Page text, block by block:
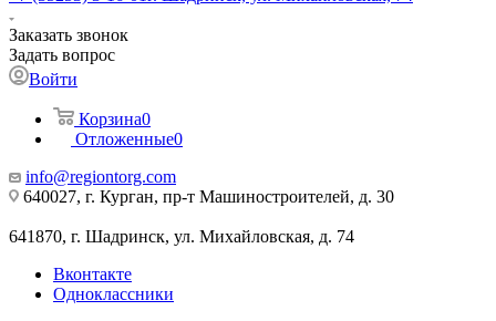
Заказать звонок
Задать вопрос
Войти
Корзина0
Отложенные0
info@regiontorg.com
640027, г. Курган, пр-т Машиностроителей, д. 30
641870, г. Шадринск, ул. Михайловская, д. 74
Вконтакте
Одноклассники